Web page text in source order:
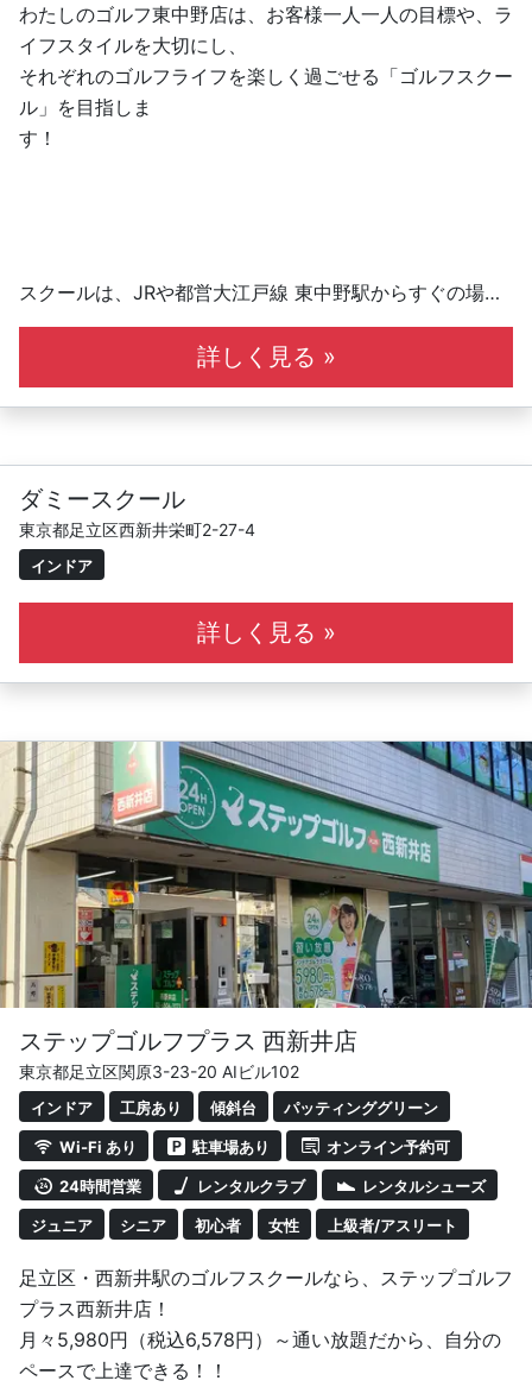
わたしのゴルフ東中野店は、お客様一人一人の目標や、ラ
イフスタイルを大切にし、
それぞれのゴルフライフを楽しく過ごせる「ゴルフスクー
ル」を目指しま
す！
スクールは、JRや都営大江戸線 東中野駅からすぐの場所
にある、月額7980円（税込）～の月会費で
何回でも通える24時間営業のインドアゴルフスクールで
す。
会員の皆さまの楽しいゴルフライフのお手伝いをするの
が、モットーです。
レッスン以外の時間も、24時間打席をフリーで使えて、
全打席に設置されたスイング解析器、弾道測定器を使っ
て、
自宅でもイメージトレーニングできるのは当スクールの強
みで
す！
また、レベル別のコースレッスンも多数開催しており、レ
ッスンや自主練習と組み合わせ、効率よく上達したい人に
おすすめです。
初心者の方でも基礎レッスン12回を学んでいただくこと
により、最短2ヶ月でコースデビューが可能です。
ゴルフクラブ、シューズ、グローブや各種スイング矯正器
具などは無料でレンタルでき、手ぶらでレッスンや練習を
気軽に始められます。
冷暖房完備、入場は顔認証システムで管理し、防犯カメラ
詳しく見る »
ダミースクール
東京都足立区西新井栄町2-27-4
インドア
詳しく見る »
ステップゴルフプラス 西新井店
東京都足立区関原3-23-20 AIビル102
インドア 工房あり 傾斜台 パッティンググリーン
Wi-Fi あり 駐車場あり オンライン予約可
24時間営業 レンタルクラブ レンタルシューズ
ジュニア シニア 初心者 女性 上級者/アスリート
足立区・西新井駅のゴルフスクールなら、ステップゴルフ
プラス西新井店！
月々5,980円（税込6,578円）～通い放題だから、自分の
ペースで上達できる！！